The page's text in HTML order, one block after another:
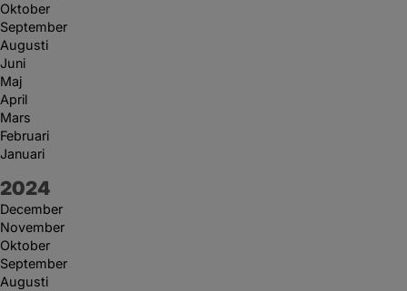
Oktober
September
Augusti
Juni
Maj
April
Mars
Februari
Januari
År:
2024
December
November
Oktober
September
Augusti